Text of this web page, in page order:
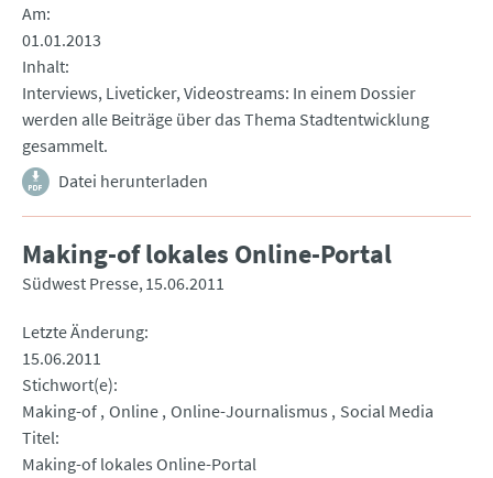
Am
01.01.2013
Inhalt
Interviews, Liveticker, Videostreams: In einem Dossier
werden alle Beiträge über das Thema Stadtentwicklung
gesammelt.
Datei herunterladen
Making-of lokales Online-Portal
Südwest Presse 15.06.2011
Letzte Änderung
15.06.2011
Stichwort(e)
Making-of Online Online-Journalismus
Social Media
Titel
Making-of lokales Online-Portal